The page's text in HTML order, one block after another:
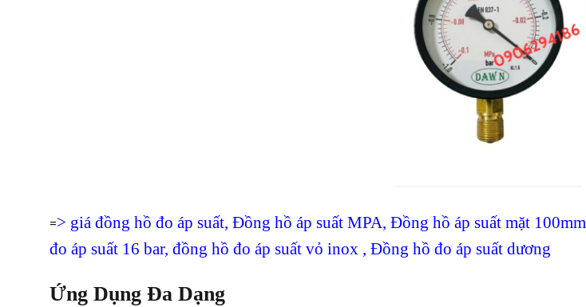
=> giá đồng hồ đo áp suất, Đồng hồ áp suất MPA, Đồng hồ áp suất mặt 100mm
đo áp suất 16 bar, đồng hồ đo áp suất vỏ inox , Đồng hồ đo áp suất dương
Ứng Dụng Đa Dạng